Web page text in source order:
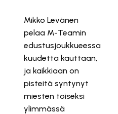
Mikko Levänen
pelaa M-Teamin
edustusjoukkueessa
kuudetta kauttaan,
ja kaikkiaan on
pisteitä syntynyt
miesten toiseksi
ylimmässä